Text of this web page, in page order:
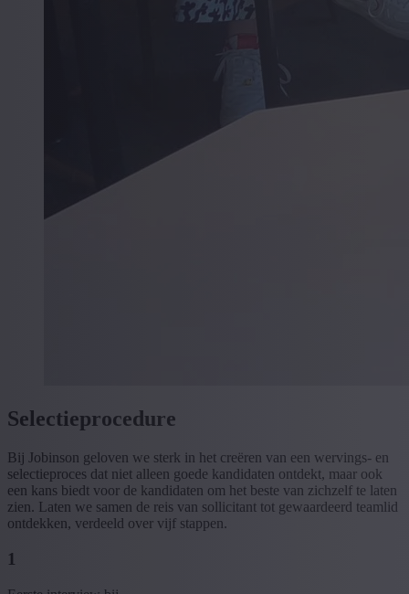
Selectieprocedure
Bij Jobinson geloven we sterk in het creëren van een wervings- en
selectieproces dat niet alleen goede kandidaten ontdekt, maar ook
een kans biedt voor de kandidaten om het beste van zichzelf te laten
zien. Laten we samen de reis van sollicitant tot gewaardeerd teamlid
ontdekken, verdeeld over vijf stappen.
1